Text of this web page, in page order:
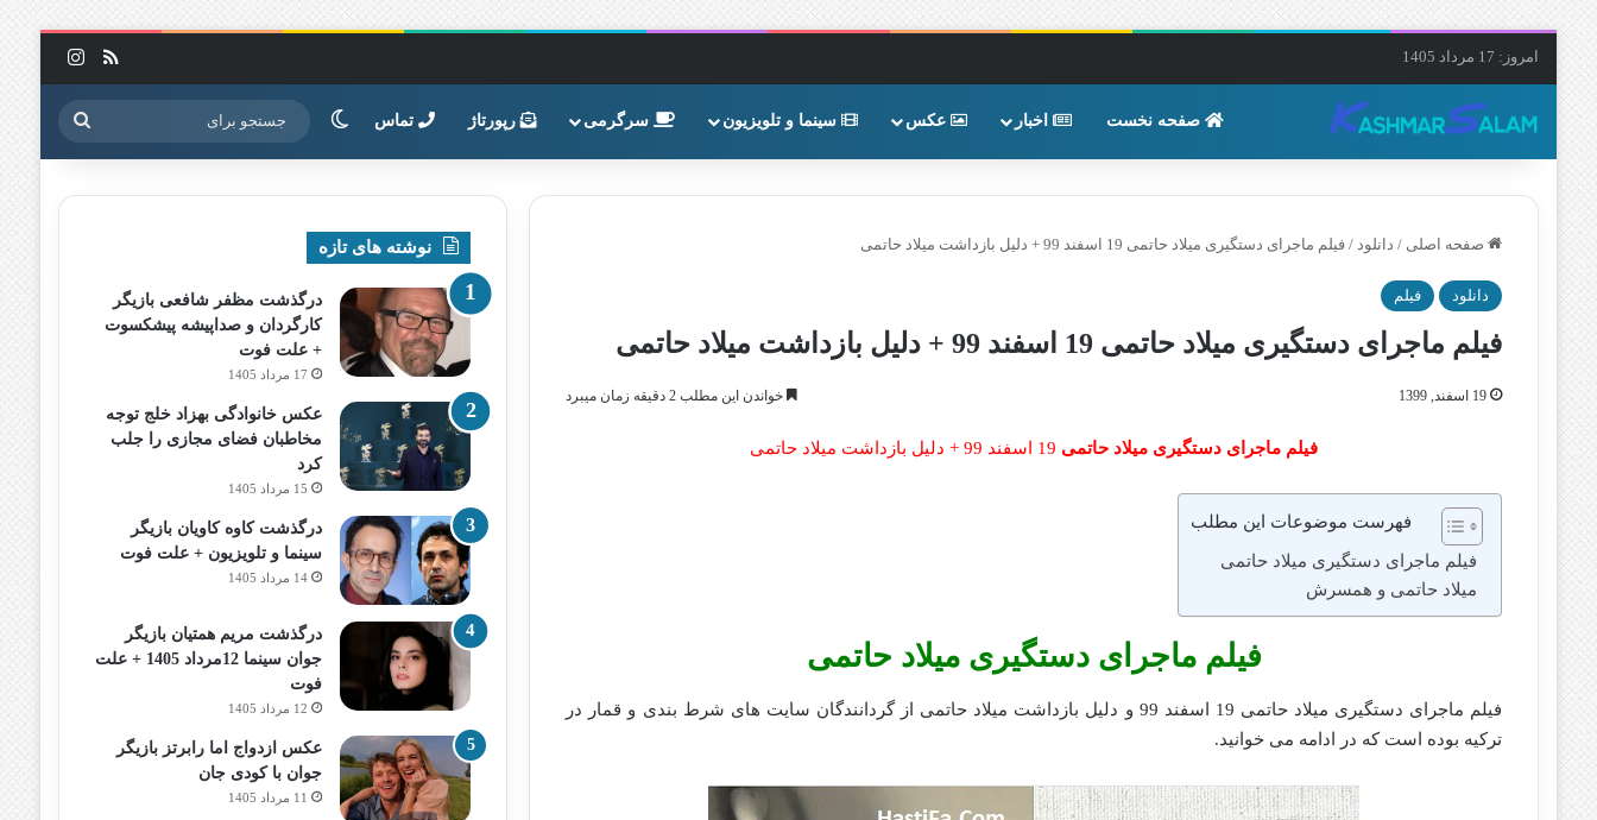
امروز: 17 مرداد 1405 خوراک
صفحه نخست اخبار عکس سینما و تلویزیون سرگرمی رپورتاژ تماس تغییر پوسته جستجو
برای
صفحه اصلی / دانلود / فیلم ماجرای دستگیری میلاد حاتمی 19 اسفند 99 + دلیل بازداشت میلاد حاتمی
دانلود فیلم
فیلم ماجرای دستگیری میلاد حاتمی 19 اسفند 99 + دلیل بازداشت میلاد حاتمی
19 اسفند, 1399 خواندن این مطلب 2 دقیقه زمان میبرد
فیلم ماجرای دستگیری میلاد حاتمی
فهرست موضوعات این مطلب
فیلم ماجرای دستگیری میلاد حاتمی
میلاد حاتمی و همسرش
فیلم ماجرای دستگیری میلاد حاتمی
فیلم ماجرای دستگیری میلاد حاتمی 19 اسفند 99 و دلیل بازداشت میلاد حاتمی از گردانندگان سایت های شرط بندی و قمار در
ترکیه بوده است که در ادامه می خوانید.
نوشته های تازه
درگذشت مظفر شافعی بازیگر
کارگردان و صداپیشه پیشکسوت
+ علت فوت
17 مرداد 1405
عکس خانوادگی بهزاد خلج توجه
مخاطبان فضای مجازی را جلب
کرد
15 مرداد 1405
درگذشت کاوه کاویان بازیگر
سینما و تلویزیون + علت فوت
14 مرداد 1405
درگذشت مریم همتیان بازیگر
جوان سینما 12مرداد 1405 + علت
فوت
12 مرداد 1405
عکس ازدواج اما رابرتز بازیگر
جوان با کودی جان
11 مرداد 1405